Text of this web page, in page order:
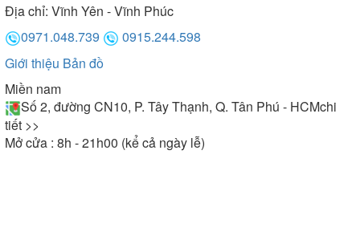
Địa chỉ: Vĩnh Yên - Vĩnh Phúc
0971.048.739
0915.244.598
Giới thiệu Bản đồ
Miền nam
Số 2, đường CN10, P. Tây Thạnh, Q. Tân Phú - HCMchi
tiết >>
Mở cửa : 8h - 21h00 (kể cả ngày lễ)